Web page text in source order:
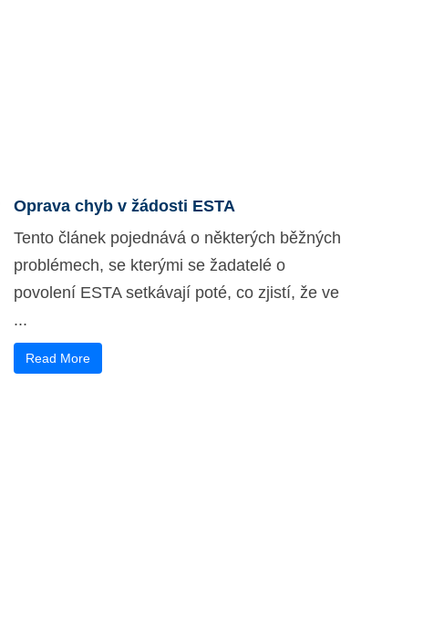
Oprava chyb v žádosti ESTA
Tento článek pojednává o některých běžných
problémech, se kterými se žadatelé o
povolení ESTA setkávají poté, co zjistí, že ve
...
Read More